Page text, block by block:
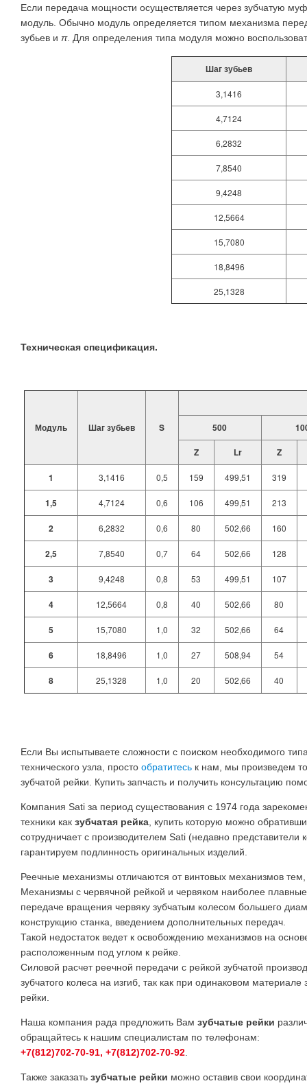
Если передача мощности осуществляется через зубчатую
модуль. Обычно модуль определяется типом механизма
зубьев и π. Для определения типа модуля можно
Шаг зубьев
3,1416
4,7124
6,2832
7,8540
9,4248
12,5664
15,7080
18,8496
25,1328
Техническая спецификация.
Модуль Шаг зубьев S 500
Z
Lr Z
1 3,1416 0,5 159 499,51 319
1,5 4,7124 0,6 106 499,51 213
2 6,2832 0,6 80 502,66 160
2,5 7,8540 0,7 64 502,66 128
3 9,4248 0,8 53 499,51 107
4 12,5664 0,8 40 502,66 80
5 15,7080 1,0 32 502,66 64
6 18,8496 1,0 27 508,94 54
8 25,1328 1,0 20 502,66 40
Если Вы испытываете сложности с поиском необходимого
технического узла, просто обратитесь к нам, мы произведем
зубчатой рейки. Купить запчасть и получить консультацию
Компания Sati за период существования с 1974 года
техники как зубчатая рейка , купить которую можно
сотрудничает с производителем Sati (недавно представители
гарантируем подлинность оригинальных изделий.
Реечные механизмы отличаются от винтовых механизмов
Механизмы с червячной рейкой и червяком наиболее
передаче вращения червяку зубчатым колесом большего
конструкцию станка, введением дополнительных передач.
Такой недостаток ведет к освобождению механизмов на
расположенным под углом к рейке.
Силовой расчет реечной передачи с рейкой зубчатой
зубчатого колеса на изгиб, так как при одинаковом
рейки.
Наша компания рада предложить Вам зубчатые рейки
обращайтесь к нашим специалистам по телефонам:
+7(812)702-70-91, +7(812)702-70-92
Также заказать зубчатые рейки можно оставив свои